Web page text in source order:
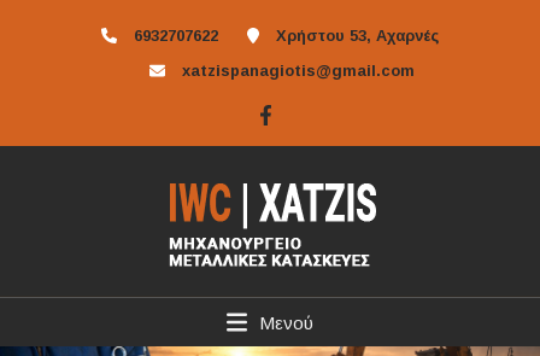
6932707622
Χρήστου 53, Αχαρνές
xatzispanagiotis@gmail.com
Μενού